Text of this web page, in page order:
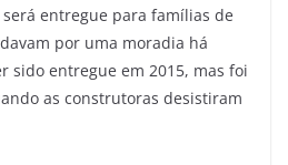
entregue para famílias de
por uma moradia há
sido entregue em 2015, mas foi
as construtoras desistiram